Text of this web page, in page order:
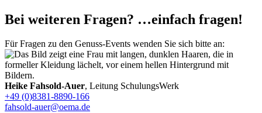
Bei weiteren Fragen? …einfach fragen!
Für Fragen zu den Genuss-Events wenden Sie sich bitte an:
Heike Fahsold-Auer, Leitung SchulungsWerk
+49 (0)8381-8890-166
fahsold-auer@oema.de